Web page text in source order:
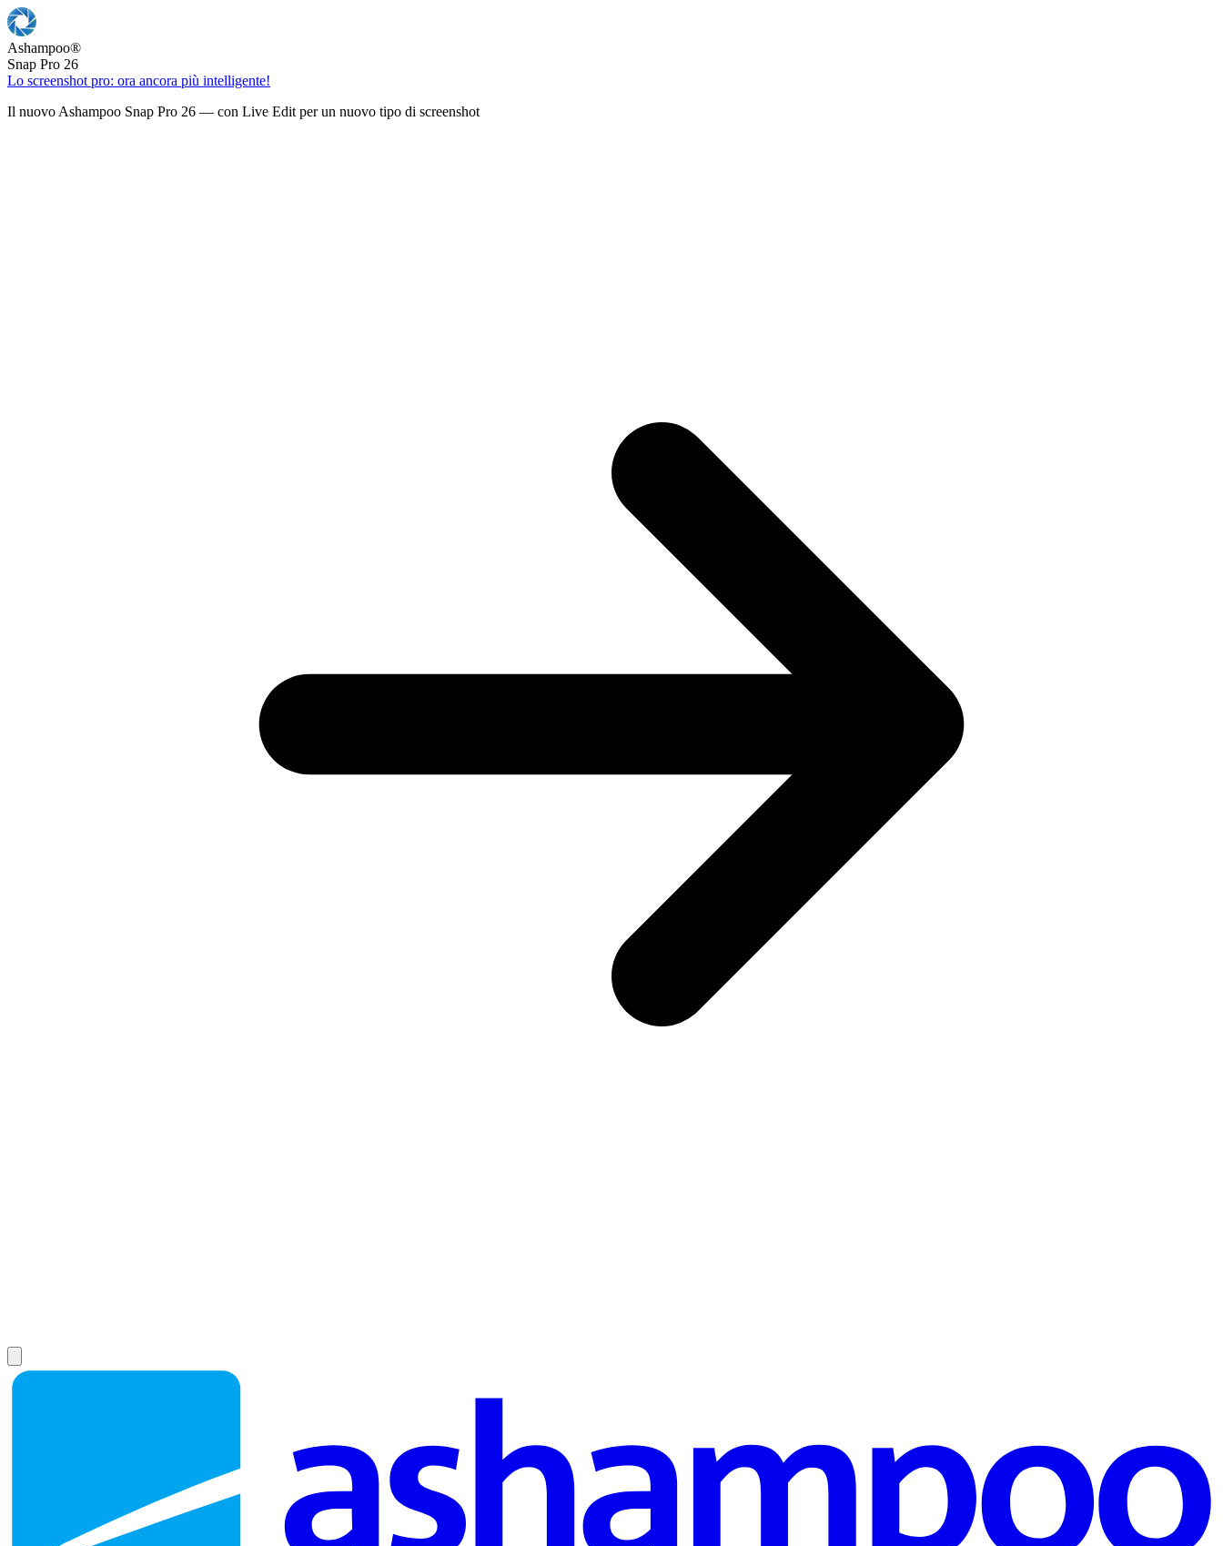
Ashampoo®
Snap Pro 26
Lo screenshot pro: ora ancora più intelligente!
Il nuovo Ashampoo Snap Pro 26 — con Live Edit per un nuovo tipo di screenshot